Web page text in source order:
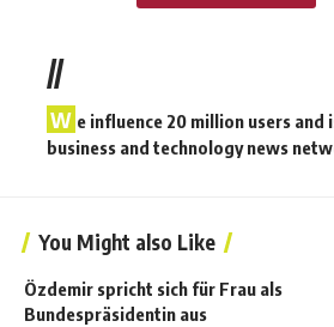
//
W e influence 20 million users and
business and technology news
You Might also Like
Özdemir spricht sich für Frau als
Bundespräsidentin aus